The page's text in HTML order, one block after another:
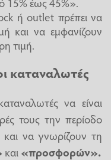
ή outlet πρέπει να
και να εμφανίζουν
τιμή.
καταναλωτές
να είναι
τους την περίοδο
να γνωρίζουν τη
και «προσφορών».